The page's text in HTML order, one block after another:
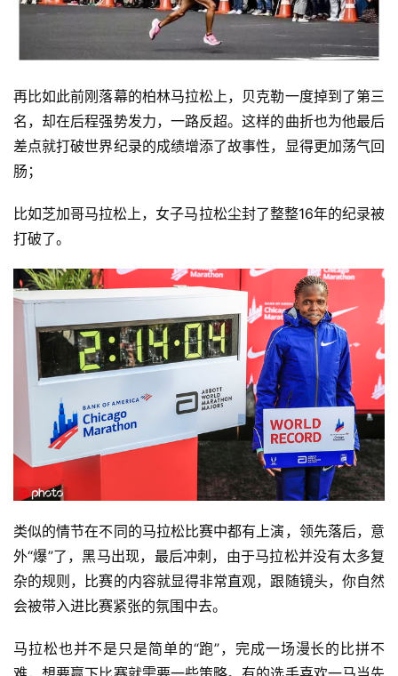
再比如此前刚落幕的柏林马拉松上，贝克勒一度掉到了第三
名，却在后程强势发力，一路反超。这样的曲折也为他最后
差点就打破世界纪录的成绩增添了故事性，显得更加荡气回
肠；
比如芝加哥马拉松上，女子马拉松尘封了整整16年的纪录被
打破了。
类似的情节在不同的马拉松比赛中都有上演，领先落后，意
外“爆”了，黑马出现，最后冲刺，由于马拉松并没有太多复
杂的规则，比赛的内容就显得非常直观，跟随镜头，你自然
会被带入进比赛紧张的氛围中去。
马拉松也并不是只是简单的“跑”，完成一场漫长的比拼不